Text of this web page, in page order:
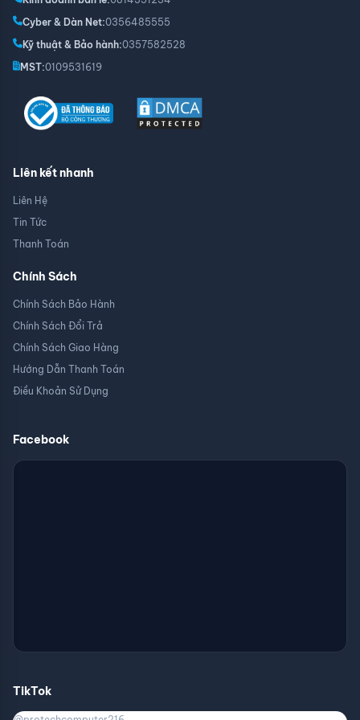
Công nghệ màn hình VA tiên tiến
Các tinh thể lỏng liên kết theo chiều dọc của tấm nền VA
chặn phản xạ ánh sáng hiệu quả hơn màn hình IPS; trong
khi những đường cong giúp giảm rò rỉ ánh sáng, mang
đến sắc đen đồng đều trên mọi khung hình.
Loa cùng kết nối đa phương tiện
Bộ loa stereo tích hợp: bộ loa 5-watt tích hợp vào màn
HDMI, DP và D-sub cho hiệu quả kết nối vượt trội, giúp
Cyber & Dàn Net:0356485555
Kỹ thuật & Bảo hành:0357582528
MST:0109531619
Liên kết nhanh
Liên Hệ
Tin Tức
Thanh Toán
Chính Sách
Chính Sách Bảo Hành
Chính Sách Đổi Trả
Chính Sách Giao Hàng
Hướng Dẫn Thanh Toán
Điều Khoản Sử Dụng
Facebook
TikTok